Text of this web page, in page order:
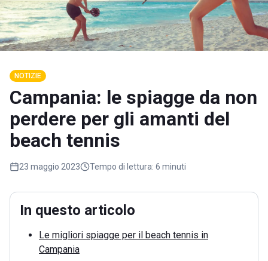
NOTIZIE
Campania: le spiagge da non
perdere per gli amanti del
beach tennis
23 maggio 2023 Tempo di lettura: 6 minuti
In questo articolo
Le migliori spiagge per il beach tennis in
Campania